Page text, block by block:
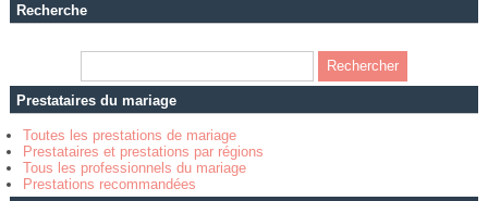
Recherche
Prestataires du mariage
Toutes les prestations de mariage
Prestataires et prestations par régions
Tous les professionnels du mariage
Prestations recommandées